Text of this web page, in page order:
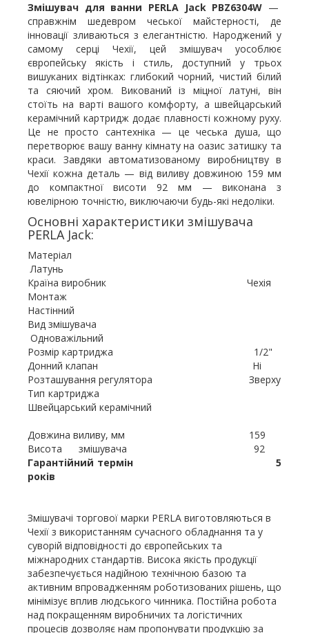
Змішувач для ванни PERLA Jack PBZ6304W —
справжнім шедевром чеської майстерності, де
інновації зливаються з елегантністю. Народжений у
самому серці Чехії, цей змішувач уособлює
європейську якість і стиль, доступний у трьох
вишуканих відтінках: глибокий чорний, чистий білий
та сяючий хром. Викований із міцної латуні, він
стоїть на варті вашого комфорту, а швейцарський
керамічний картридж додає плавності кожному руху.
Це не просто сантехніка — це чеська душа, що
перетворює вашу ванну кімнату на оазис затишку та
краси. Завдяки автоматизованому виробництву в
Чехії кожна деталь — від виливу довжиною 159 мм
до компактної висоти 92 мм — виконана з
ювелірною точністю, виключаючи будь-які недоліки.
Основні характеристики змішувача
PERLA Jack:
Матеріал
Латунь
Країна виробник Чехія
Монтаж
Настінний
Вид змішувача
Одноважільний
Розмір картриджа 1/2"
Донний клапан Ні
Розташування регулятора Зверху
Тип картриджа
Швейцарський керамічний
Довжина виливу, мм 159
Висота змішувача 92
Гарантійний термін 5
років
Змішувачі торгової марки PERLA виготовляються в
Чехії з використанням сучасного обладнання та у
суворій відповідності до європейських та
міжнародних стандартів. Висока якість продукції
забезпечується надійною технічною базою та
активним впровадженням роботизованих рішень, що
мінімізує вплив людського чинника. Постійна робота
над покращенням виробничих та логістичних
процесів дозволяє нам пропонувати продукцію за